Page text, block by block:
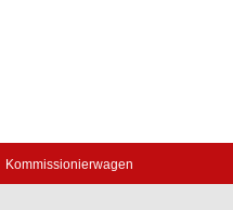
Kommissionierwagen